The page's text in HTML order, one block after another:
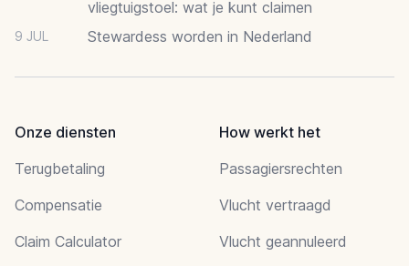
vliegtuigstoel: wat je kunt claimen
9 JUL Stewardess worden in Nederland
Onze diensten
Terugbetaling
Compensatie
Claim Calculator
How werkt het
Passagiersrechten
Vlucht vertraagd
Vlucht geannuleerd